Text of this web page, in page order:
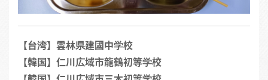
【台湾】雲林県建國中学校
【韓国】仁川広域市龍鶴初等学校